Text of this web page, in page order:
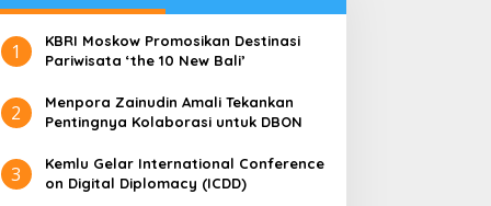
1
​KBRI Moskow Promosikan Destinasi
Pariwisata ‘the 10 New Bali’
2
​Menpora Zainudin Amali Tekankan
Pentingnya Kolaborasi untuk DBON
3
​Kemlu Gelar International Conference
on Digital Diplomacy (ICDD)